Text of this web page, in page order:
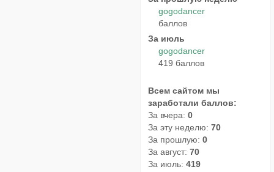
gogodancer
баллов
За июль
gogodancer
419 баллов
Всем сайтом мы
заработали баллов:
За вчера: 0
За эту неделю: 70
За прошлую: 0
За август: 70
За июль: 419